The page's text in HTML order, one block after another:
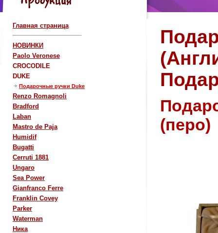
Главная страница
НОВИНКИ
Paolo Veronese
CROCODILE
DUKE
Подарочные ручки Duke
Renzo Romagnoli
Bradford
Laban
Mastro de Paja
Humidif
Bugatti
Cerruti 1881
Ungaro
Sea Power
Gianfranco Ferre
Franklin Covey
Parker
Waterman
Ника
(перо)